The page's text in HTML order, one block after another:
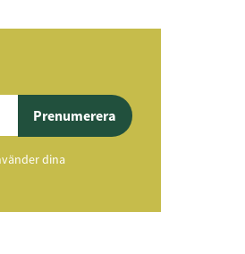
Prenumerera
dina